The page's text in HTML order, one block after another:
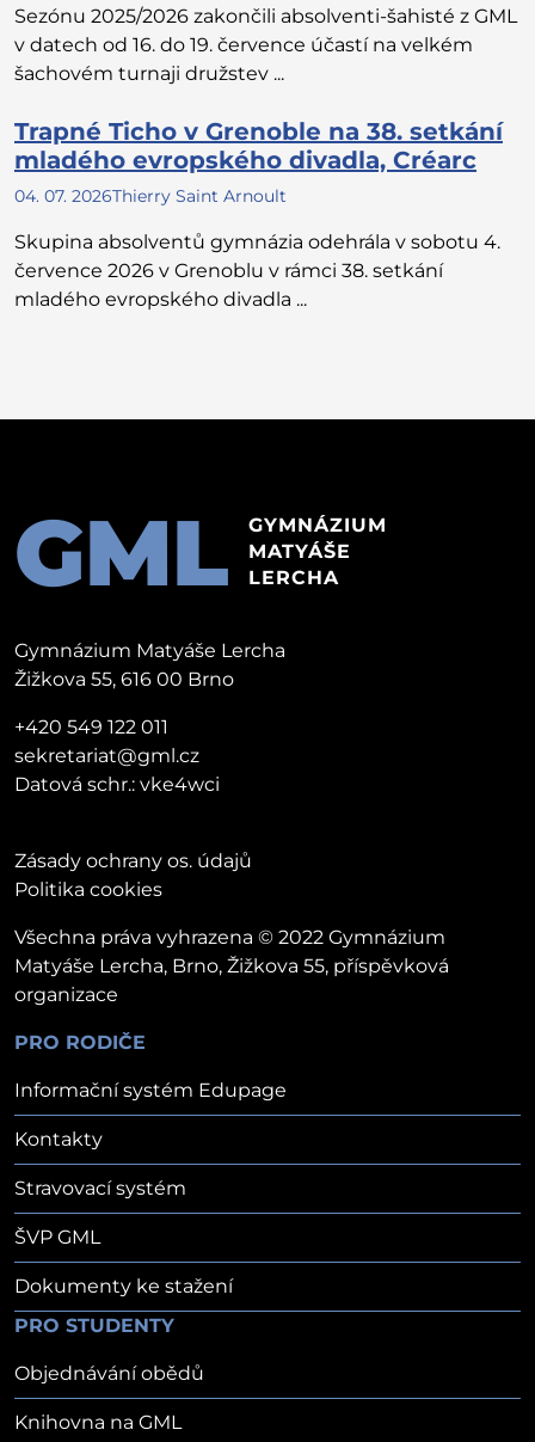
Sezónu 2025/2026 zakončili absolventi-šahisté z GML
v datech od 16. do 19. července účastí na velkém
šachovém turnaji družstev ...
Trapné Ticho v Grenoble na 38. setkání
mladého evropského divadla, Créarc
04. 07. 2026Thierry Saint Arnoult
Skupina absolventů gymnázia odehrála v sobotu 4.
července 2026 v Grenoblu v rámci 38. setkání
mladého evropského divadla ...
GML
GYMNÁZIUM
MATYÁŠE
LERCHA
Gymnázium Matyáše Lercha
Žižkova 55, 616 00 Brno
+420 549 122 011
sekretariat@gml.cz
Datová schr.: vke4wci
PRO RODIČE
Informační systém Edupage
Kontakty
Stravovací systém
ŠVP GML
Dokumenty ke stažení
PRO STUDENTY
Objednávání obědů
Knihovna na GML
Zásady ochrany os. údajů
Politika cookies
Všechna práva vyhrazena © 2022 Gymnázium
Matyáše Lercha, Brno, Žižkova 55, příspěvková
organizace